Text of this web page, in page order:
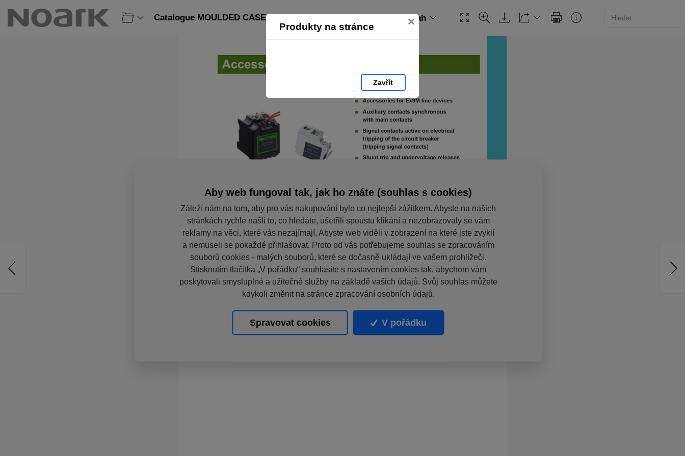
Produkty na stránce ×
Zavřít
Catalogue MOULDED CASE CIRCUIT BREAKERS: strana 93 Obsah
Aby web fungoval tak, jak ho znáte (souhlas s cookies)
Záleží nám na tom, aby pro vás nakupování bylo co nejlepší zážitkem. Abyste na našich
stránkách rychle našli to, co hledáte, ušetřili spoustu klikání a nezobrazovaly se vám
reklamy na věci, které vás nezajímají. Abyste web viděli v zobrazení na které jste zvyklí
a nemuseli se pokaždé přihlašovat. Proto od vás potřebujeme souhlas se zpracováním
souborů cookies - malých souborů, které se dočasně ukládají ve vašem prohlížeči.
Stisknutím tlačítka „V pořádku“ souhlasíte s nastavením cookies tak, abychom vám
poskytovali smysluplné a užitečné služby na základě vašich údajů. Svůj souhlas můžete
kdykoli změnit na stránce zpracování osobních údajů.
Spravovat cookies V pořádku